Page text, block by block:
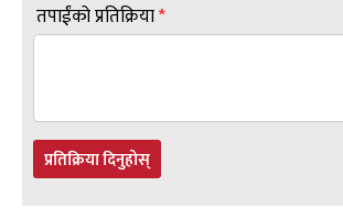
तपाईंको प्रतिक्रिया*
प्रतिक्रिया दिनुहोस्